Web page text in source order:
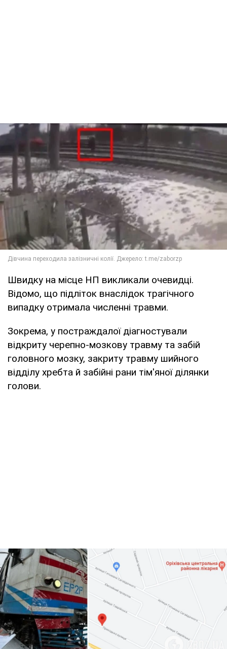
Швидку на місце НП викликали очевидці.
Відомо, що підліток внаслідок трагічного
випадку отримала численні травми.
Зокрема, у постраждалої діагностували
відкриту черепно-мозкову травму та забій
головного мозку, закриту травму шийного
відділу хребта й забійні рани тім'яної ділянки
голови.